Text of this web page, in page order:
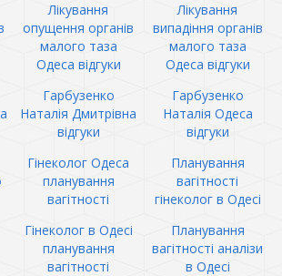
Лікування
опущення органів
малого таза
Одеса відгуки
Лікування
випадіння органів
малого таза
Одеса відгуки
Гарбузенко
Наталія Дмитрівна
відгуки
Гарбузенко
Наталія Одеса
відгуки
Гінеколог Одеса
планування
вагітності
Планування
вагітності
гінеколог в Одесі
Гінеколог в Одесі
планування
вагітності
Планування
вагітності аналізи
в Одесі